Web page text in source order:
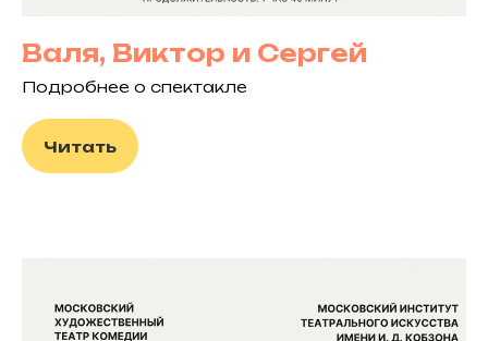
Валя, Виктор и Сергей
Подробнее о спектакле
Читать